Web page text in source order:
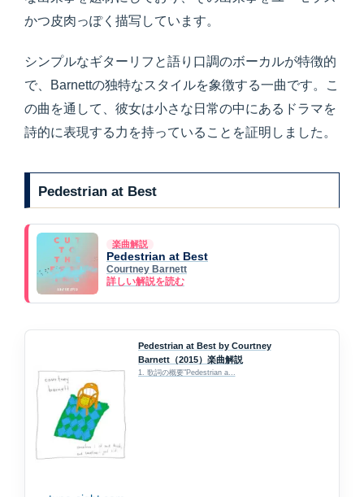
かつ皮肉っぽく描写しています。
シンプルなギターリフと語り口調のボーカルが特徴的
で、Barnettの独特なスタイルを象徴する一曲です。こ
の曲を通して、彼女は小さな日常の中にあるドラマを
詩的に表現する力を持っていることを証明しました。
Pedestrian at Best
楽曲解説
Pedestrian at Best
Courtney Barnett
詳しい解説を読む
Pedestrian at Best by Courtney
Barnett（2015）楽曲解説
1. 歌詞の概要"Pedestrian a...